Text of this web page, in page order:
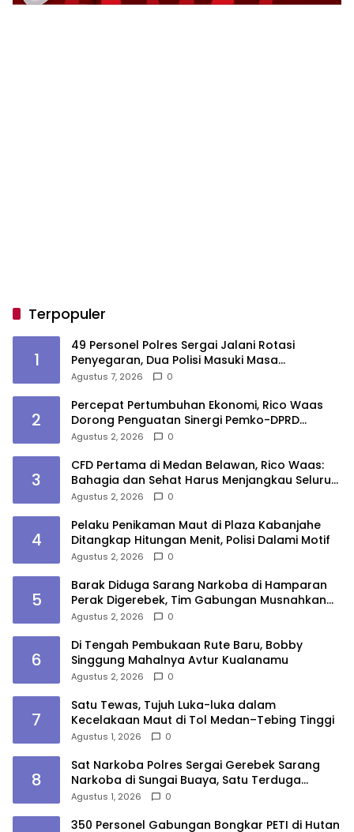
Terpopuler
1
49 Personel Polres Sergai Jalani Rotasi
Penyegaran, Dua Polisi Masuki Masa
Purnawirawan
Agustus 7, 2026 0
2
Percepat Pertumbuhan Ekonomi, Rico Waas
Dorong Penguatan Sinergi Pemko-DPRD
Medan
Agustus 2, 2026 0
3
CFD Pertama di Medan Belawan, Rico Waas:
Bahagia dan Sehat Harus Menjangkau Seluruh
Sudut Kota Medan
Agustus 2, 2026 0
4
Pelaku Penikaman Maut di Plaza Kabanjahe
Ditangkap Hitungan Menit, Polisi Dalami Motif
Agustus 2, 2026 0
5
Barak Diduga Sarang Narkoba di Hamparan
Perak Digerebek, Tim Gabungan Musnahkan
Lokasi
Agustus 2, 2026 0
6
Di Tengah Pembukaan Rute Baru, Bobby
Singgung Mahalnya Avtur Kualanamu
Agustus 2, 2026 0
7
Satu Tewas, Tujuh Luka-luka dalam
Kecelakaan Maut di Tol Medan–Tebing Tinggi
Agustus 1, 2026 0
8
Sat Narkoba Polres Sergai Gerebek Sarang
Narkoba di Sungai Buaya, Satu Terduga
Pelaku Diamankan
Agustus 1, 2026 0
350 Personel Gabungan Bongkar PETI di Hutan